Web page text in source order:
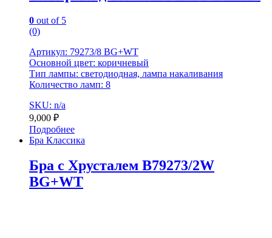
0 out of 5
(0)
Артикул: 79273/8 BG+WT
Основной цвет: коричневый
Тип лампы: светодиодная, лампа накаливания
Количество ламп: 8
SKU: n/a
9,000 ₽
Подробнее
Бра Классика
Бра с Хрусталем B79273/2W
BG+WT